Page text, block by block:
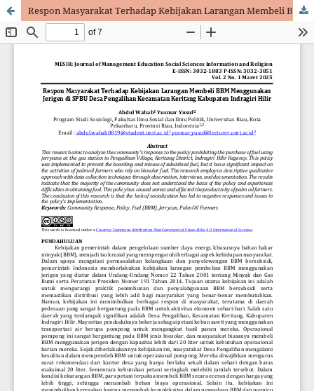
Respon Masyarakat Terhadap Kebijakan Larangan Membeli BBM Menggunakan Jerigen di SPBU Desa Pengalihan Kecamatan Keritang Kabupaten Indragiri Hilir